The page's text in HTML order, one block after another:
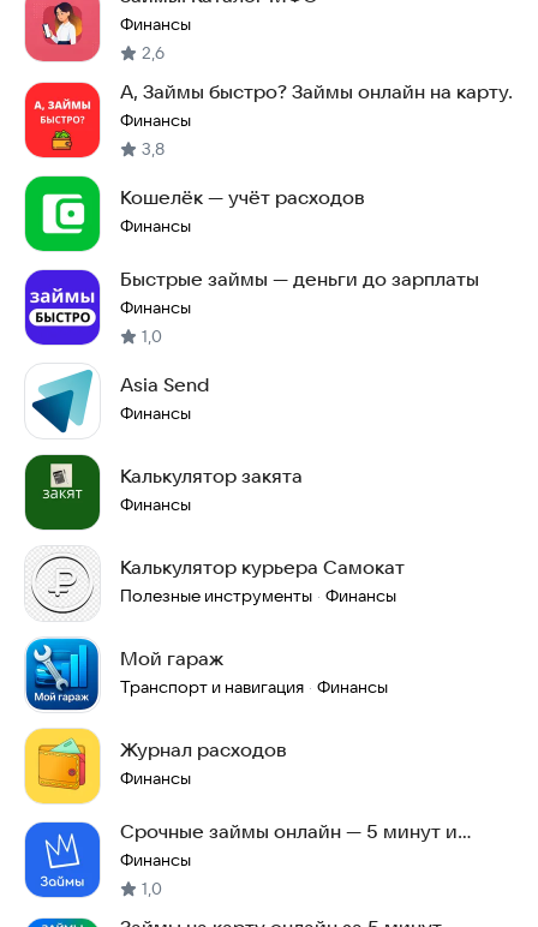
Финансы
2,6
А, Займы быстро? Займы онлайн на карту.
Финансы
3,8
Кошелёк — учёт расходов
Финансы
Быстрые займы — деньги до зарплаты
Финансы
1,0
Asia Send
Финансы
Калькулятор закята
Финансы
Калькулятор курьера Самокат
Полезные инструменты · Финансы
Мой гараж
Транспорт и навигация · Финансы
Журнал расходов
Финансы
Срочные займы онлайн — 5 минут и
деньги на карте
Финансы
1,0